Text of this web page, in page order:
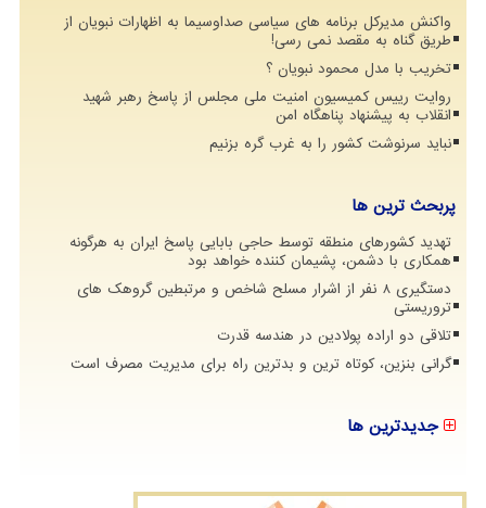
واکنش مدیرکل برنامه های سیاسی صداوسیما به اظهارات نبویان از
طریق گناه به مقصد نمی رسی!
تخریب با مدل محمود نبویان ؟
روایت رییس کمیسیون امنیت ملی مجلس از پاسخ رهبر شهید
انقلاب به پیشنهاد پناهگاه امن
نباید سرنوشت کشور را به غرب گره بزنیم
پربحث ترین ها
تهدید کشورهای منطقه توسط حاجی بابایی پاسخ ایران به هرگونه
همکاری با دشمن، پشیمان کننده خواهد بود
دستگیری 8 نفر از اشرار مسلح شاخص و مرتبطین گروهک های
تروریستی
تلاقی دو اراده پولادین در هندسه قدرت
گرانی بنزین، کوتاه ترین و بدترین راه برای مدیریت مصرف است
جدیدترین ها